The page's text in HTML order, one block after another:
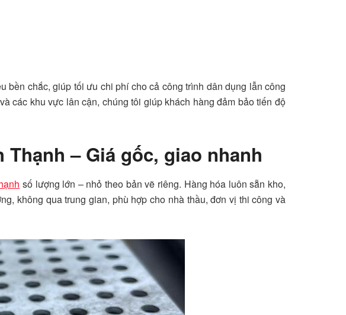
chắc, giúp tối ưu chi phí cho cả công trình dân dụng lẫn công
các khu vực lân cận, chúng tôi giúp khách hàng đảm bảo tiến độ
– Giá gốc, giao nhanh
số lượng lớn – nhỏ theo bản vẽ riêng. Hàng hóa luôn sẵn kho,
không qua trung gian, phù hợp cho nhà thầu, đơn vị thi công và